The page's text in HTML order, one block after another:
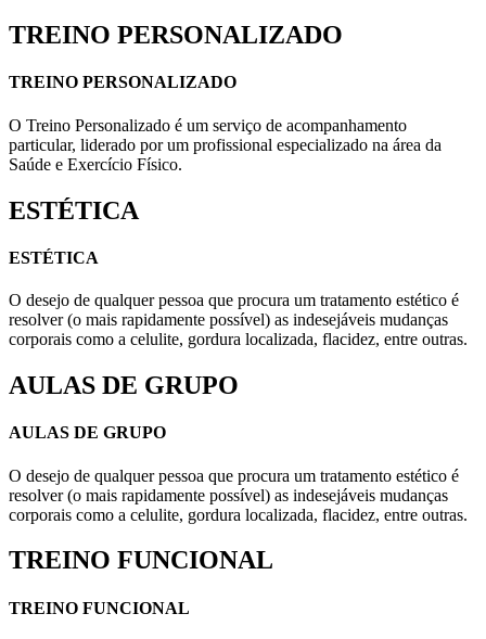
TREINO PERSONALIZADO
TREINO PERSONALIZADO
O Treino Personalizado é um serviço de acompanhamento
particular, liderado por um profissional especializado na área da
Saúde e Exercício Físico.
ESTÉTICA
ESTÉTICA
O desejo de qualquer pessoa que procura um tratamento estético é
resolver (o mais rapidamente possível) as indesejáveis mudanças
corporais como a celulite, gordura localizada, flacidez, entre outras.
AULAS DE GRUPO
AULAS DE GRUPO
O desejo de qualquer pessoa que procura um tratamento estético é
resolver (o mais rapidamente possível) as indesejáveis mudanças
corporais como a celulite, gordura localizada, flacidez, entre outras.
TREINO FUNCIONAL
TREINO FUNCIONAL